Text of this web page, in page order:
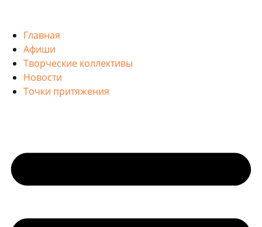
Главная
Афиши
Творческие коллективы
Новости
Точки притяжения